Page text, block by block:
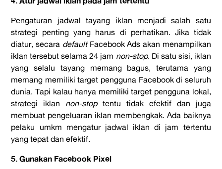
Pengaturan jadwal tayang iklan menjadi salah satu
strategi penting yang harus di perhatikan. Jika tidak
diatur, secara defaultFacebook Ads akan menampilkan
iklan tersebut selama 24 jam non-stop. Di satu sisi, iklan
yang selalu tayang memang bagus, terutama yang
memang memiliki target pengguna Facebook di seluruh
dunia. Tapi kalau hanya memiliki target pengguna lokal,
strategi iklan non-stoptentu tidak efektif dan juga
membuat pengeluaran iklan membengkak. Ada baiknya
pelaku umkm mengatur jadwal iklan di jam tertentu
yang tepat dan efektif.
5. Gunakan Facebook Pixel